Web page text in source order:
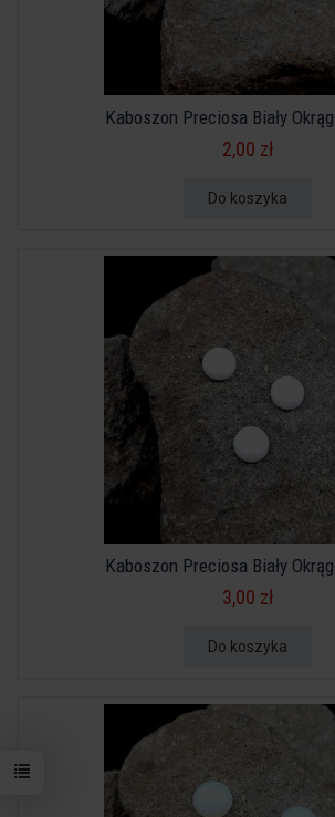
Kaboszon Preciosa Biały
2,00 zł
Do koszyka
Kaboszon Preciosa Biały
3,00 zł
Do koszyka